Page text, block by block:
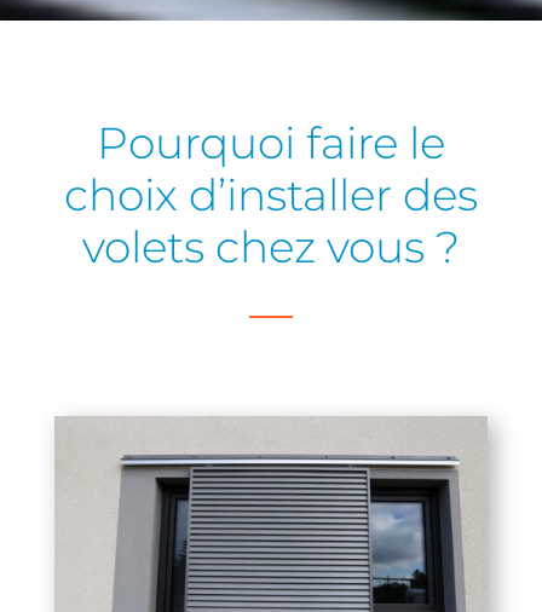
Pourquoi faire le
choix d’installer des
volets chez vous ?